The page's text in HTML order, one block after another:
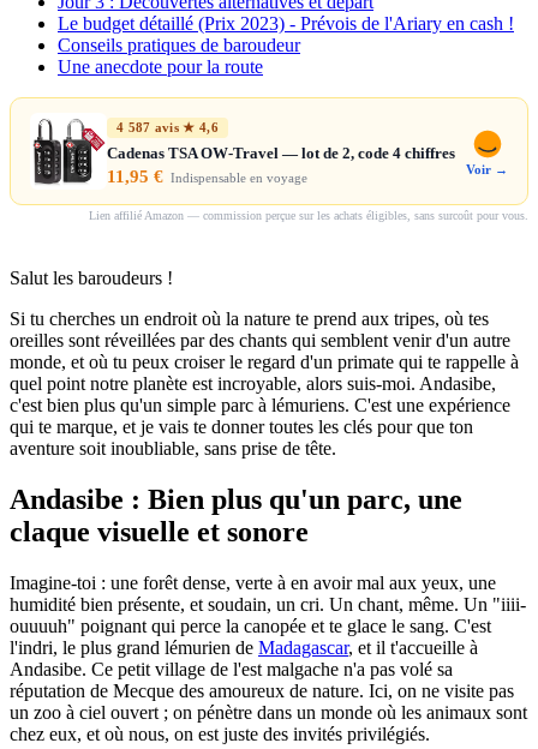
Le budget détaillé (Prix 2023) - Prévois de l'Ariary en cash !
Conseils pratiques de baroudeur
Une anecdote pour la route
4 587 avis ★ 4,6
Cadenas TSA OW-Travel — lot de 2, code 4 chiffres
11,95 € Indispensable en voyage
Voir →
Lien affilié Amazon — commission perçue sur les achats éligibles, sans surcoût pour vous.
Salut les baroudeurs !
Si tu cherches un endroit où la nature te prend aux tripes, où tes
oreilles sont réveillées par des chants qui semblent venir d'un autre
monde, et où tu peux croiser le regard d'un primate qui te rappelle à
quel point notre planète est incroyable, alors suis-moi. Andasibe,
c'est bien plus qu'un simple parc à lémuriens. C'est une expérience
qui te marque, et je vais te donner toutes les clés pour que ton
aventure soit inoubliable, sans prise de tête.
Andasibe : Bien plus qu'un parc, une
claque visuelle et sonore
Imagine-toi : une forêt dense, verte à en avoir mal aux yeux, une
humidité bien présente, et soudain, un cri. Un chant, même. Un "iiii-
ouuuuh" poignant qui perce la canopée et te glace le sang. C'est
l'indri, le plus grand lémurien de Madagascar, et il t'accueille à
Andasibe. Ce petit village de l'est malgache n'a pas volé sa
réputation de Mecque des amoureux de nature. Ici, on ne visite pas
un zoo à ciel ouvert ; on pénètre dans un monde où les animaux sont
chez eux, et où nous, on est juste des invités privilégiés.